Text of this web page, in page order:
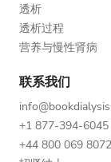
透析
透析过程
营养与慢性肾病
联系我们
+1 877-394-6045
+44 800 069